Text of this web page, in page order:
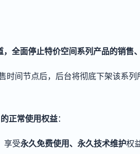
面停止特价空间系列产品的销售、
间节点后，后台将彻底下架该系列
正常使用权益：
享受永久免费使用、永久技术维护权